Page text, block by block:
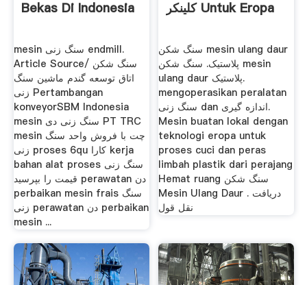
Bekas Di Indonesia
mesin سنگ زنی endmill.
Article Source/ سنگ شکن
اتاق توسعه گندم ماشین سنگ
زنی Pertambangan
konveyorSBM Indonesia
mesin سنگ زنی دی PT TRC
mesin چت با فروش واحد سنگ
زنی proses 6qu کارا kerja
bahan alat proses سنگ زنی
قیمت را بپرسید perawatan دن
perbaikan mesin frais سنگ
زنی perawatan دن perbaikan
mesin ...
کلینکر Untuk Eropa
سنگ شکن mesin ulang daur
پلاستیک. سنگ شکن mesin
ulang daur پلاستیک.
mengoperasikan peralatan
سنگ زنی dan اندازه گیری.
Mesin buatan lokal dengan
teknologi eropa untuk
proses cuci dan peras
limbah plastik dari perajang
Hemat ruang سنگ شکن
Mesin Ulang Daur . دریافت
نقل قول